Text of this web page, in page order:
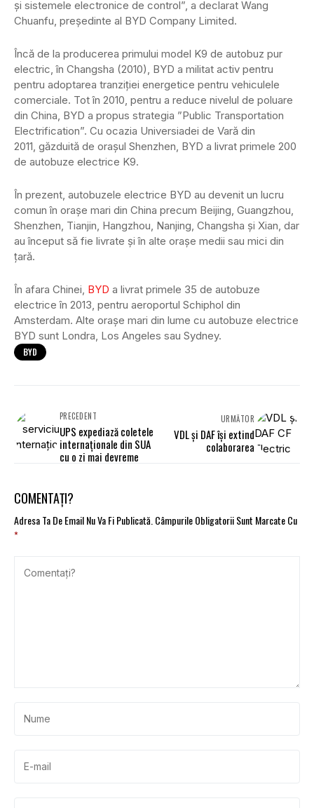
și sistemele electronice de control”, a declarat Wang
Chuanfu, președinte al BYD Company Limited.
Încă de la producerea primului model K9 de autobuz pur
electric, în Changsha (2010), BYD a militat activ pentru
pentru adoptarea tranziției energetice pentru vehiculele
comerciale. Tot în 2010, pentru a reduce nivelul de poluare
din China, BYD a propus strategia ”Public Transportation
Electrification”. Cu ocazia Universiadei de Vară din
2011, găzduită de orașul Shenzhen, BYD a livrat primele 200
de autobuze electrice K9.
În prezent, autobuzele electrice BYD au devenit un lucru
comun în orașe mari din China precum Beijing, Guangzhou,
Shenzhen, Tianjin, Hangzhou, Nanjing, Changsha și Xian, dar
au început să fie livrate și în alte orașe medii sau mici din
țară.
În afara Chinei, BYD a livrat primele 35 de autobuze
electrice în 2013, pentru aeroportul Schiphol din
Amsterdam. Alte orașe mari din lume cu autobuze electrice
BYD sunt Londra, Los Angeles sau Sydney.
BYD
PRECEDENT
UPS expediază coletele
internaționale din SUA
cu o zi mai devreme
URMĂTOR
VDL și DAF își extind
colaborarea
COMENTAȚI?
Adresa Ta De Email Nu Va Fi Publicată. Câmpurile Obligatorii Sunt Marcate Cu
*